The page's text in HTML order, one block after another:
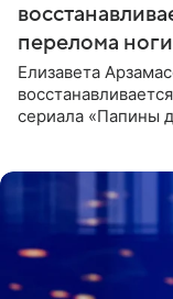
перелома ноги
Елизавета
сериала «Папины